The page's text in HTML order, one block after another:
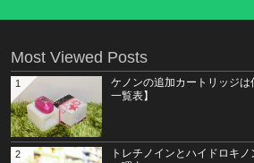
Most Viewed Posts
ケノンの追加カートリッジ
一覧表】
1
トレチノインとハイドロキ
2